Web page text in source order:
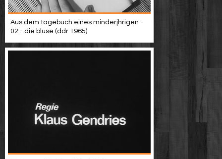
Aus dem tagebuch eines minderjhrigen -
02 - die bluse (ddr 1965)